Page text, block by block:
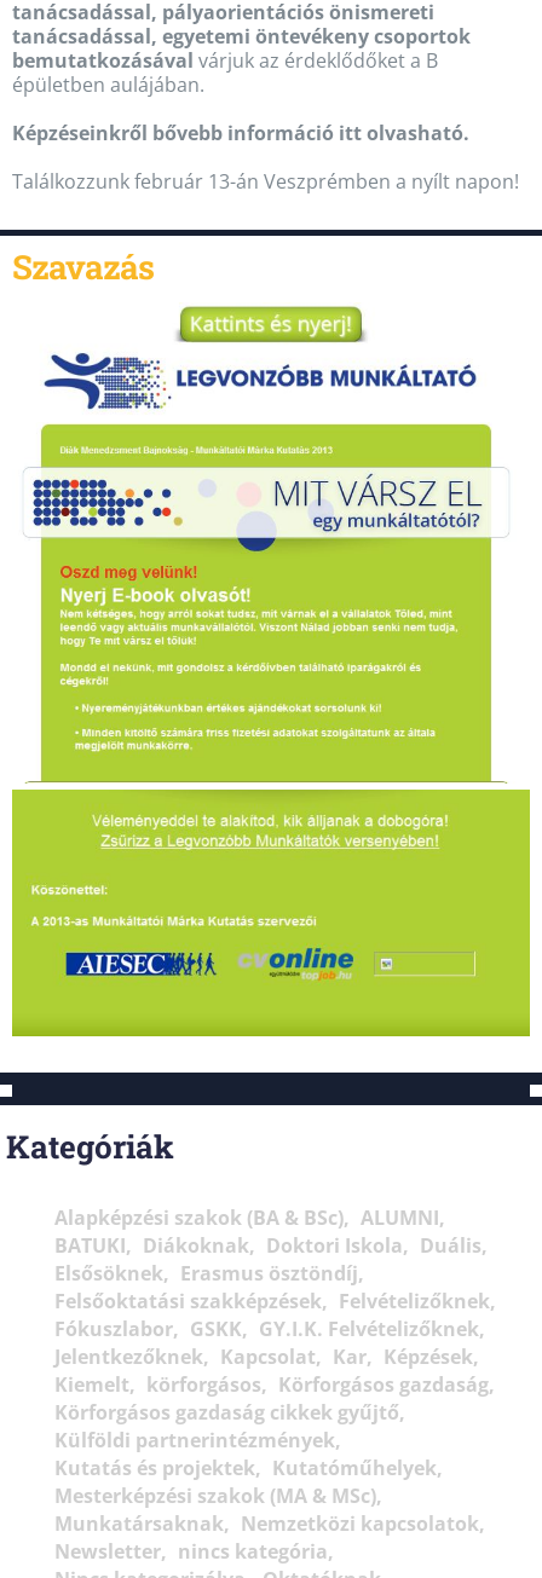
tanácsadással, pályaorientációs önismereti
tanácsadással, egyetemi öntevékeny csoportok
bemutatkozásával várjuk az érdeklődőket a B
épületben aulájában.
Képzéseinkről bővebb információ itt olvasható.
Találkozzunk február 13-án Veszprémben a nyílt napon!
Szavazás
Kategóriák
Alapképzési szakok (BA & BSc)
ALUMNI
BATUKI
Diákoknak Doktori Iskola
Duális
Elsősöknek
Erasmus ösztöndíj
Felsőoktatási szakképzések
Felvételizőknek
Fókuszlabor
GSKK
GY.I.K. Felvételizőknek
Jelentkezőknek
Kapcsolat Kar
Képzések
Kiemelt
körforgásos
Körforgásos gazdaság
Körforgásos gazdaság cikkek gyűjtő
Külföldi partnerintézmények
Kutatás és projektek
Kutatóműhelyek
Mesterképzési szakok (MA & MSc)
Munkatársaknak
Nemzetközi kapcsolatok
Newsletter
nincs kategória